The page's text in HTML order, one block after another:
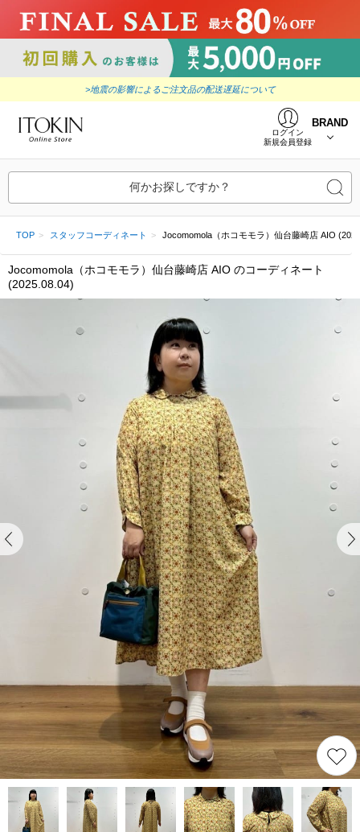
>地震の影響によるご注文品の配送遅延について
ログイン
新規会員登録
BRAND
何かお探しですか？
TOP スタッフコーディネート Jocomomola（ホコモモラ）仙台藤崎店 AIO
Jocomomola（ホコモモラ）仙台藤崎店 AIO のコーディネート
(2025.08.04)